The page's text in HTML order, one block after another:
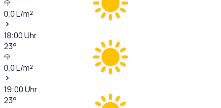
0,0L/m²
18:00Uhr
23°
0,0L/m²
19:00Uhr
23°